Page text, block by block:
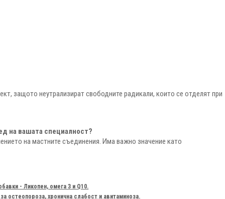
защото неутрализират свободните радикали, които се отделят при
на вашата специалност?
на мастните съединения. Има важно значение като
- Ликопен, омега 3 и Q10.
хронична слабост и авитаминоза.